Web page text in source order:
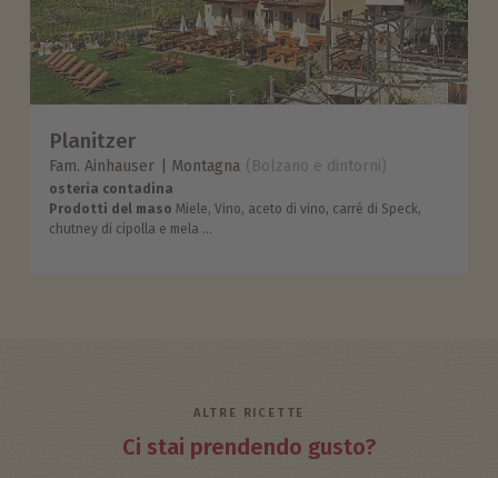
Planitzer
Fam. Ainhauser Montagna (Bolzano e dintorni)
osteria contadina
Prodotti del maso Miele, Vino, aceto di vino, carré di Speck,
chutney di cipolla e mela ...
ALTRE RICETTE
Ci stai prendendo gusto?